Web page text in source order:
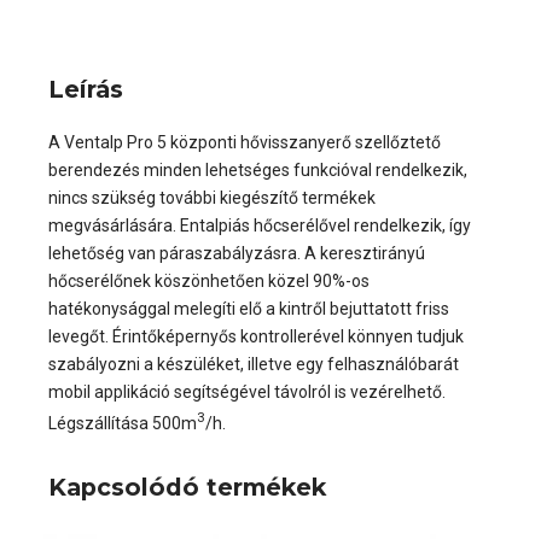
Leírás
A Ventalp Pro 5 központi hővisszanyerő szellőztető
berendezés minden lehetséges funkcióval rendelkezik,
nincs szükség további kiegészítő termékek
megvásárlására. Entalpiás hőcserélővel rendelkezik, így
lehetőség van páraszabályzásra. A keresztirányú
hőcserélőnek köszönhetően közel 90%-os
hatékonysággal melegíti elő a kintről bejuttatott friss
levegőt. Érintőképernyős kontrollerével könnyen tudjuk
szabályozni a készüléket, illetve egy felhasználóbarát
mobil applikáció segítségével távolról is vezérelhető.
Légszállítása 500m3/h.
Kapcsolódó termékek